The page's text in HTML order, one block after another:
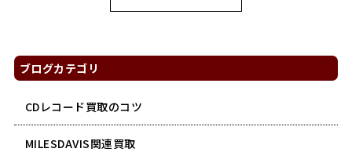
ブログカテゴリ
CDレコード買取のコツ
MILESDAVIS関連買取